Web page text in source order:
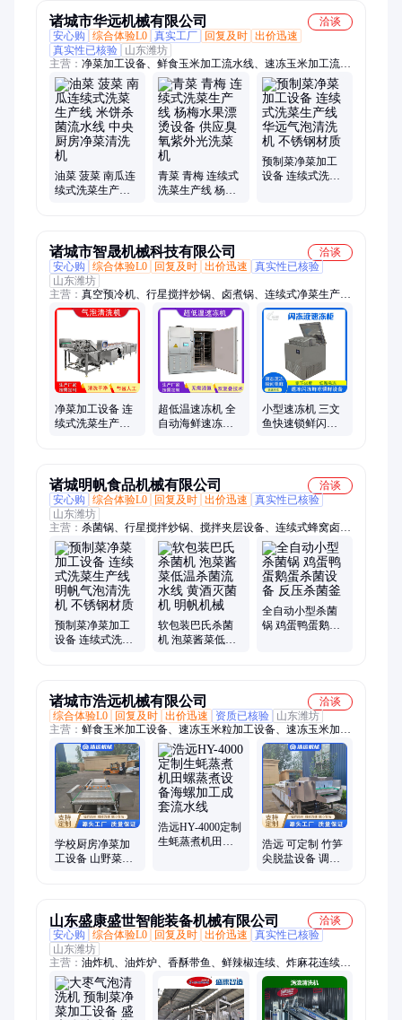
诸城市华远机械有限公司
洽谈
安心购
综合体验L0 真实工厂 回复及时 出价迅速
真实性已核验
山东潍坊
主营： 净菜加工设备、鲜食玉米加工流水线、速冻玉米加工流水
线、南瓜连续式洗菜生产线、果蔬气泡清洗机、巴氏杀菌设备
油菜 菠菜 南瓜连
续式洗菜生产线
青菜 青梅 连续式
洗菜生产线 杨梅
预制菜净菜加工
设备 连续式洗菜
诸城市智晟机械科技有限公司
洽谈
安心购
综合体验L0 回复及时 出价迅速
真实性已核验
山东潍坊
主营： 真空预冷机、行星搅拌炒锅、卤煮锅、连续式净菜生产
线、蜂窝卤煮锅、蒸箱、果蔬预冷机、熟食预冷机、速冻机、周
转筐清洗机、巴氏杀菌机、果蔬清洗机、解冻线、杀菌锅、高温
高压蒸煮锅、夹层锅、包装机
净菜加工设备 连
续式洗菜生产线
超低温速冻机 全
自动海鲜速冻柜
小型速冻机 三文
鱼快速锁鲜闪冻
诸城明帆食品机械有限公司
洽谈
安心购
综合体验L0 回复及时 出价迅速
真实性已核验
山东潍坊
主营： 杀菌锅、行星搅拌炒锅、搅拌夹层设备、连续式蜂窝卤煮
锅设备、薄脆油炸设备、糖稀搅拌熬制锅、净菜加工设备、预制
菜设备、肉制品杀菌设备、巴氏杀菌设备、蜂窝卤煮锅、肉制品
卤煮锅、牛肉鸡鸭焯水锅、高温高压杀菌锅、熟食杀菌釜
预制菜净菜加工
设备 连续式洗菜
软包装巴氏杀菌
机 泡菜酱菜低温
全自动小型杀菌
锅 鸡蛋鸭蛋鹅蛋
诸城市浩远机械有限公司
洽谈
综合体验L0
回复及时 出价迅速 资质已核验
山东潍坊
主营： 鲜食玉米加工设备、速冻玉米粒加工设备、速冻玉米加工
设备、连续式洗菜生产线、竹笋加工设备、鲜百合加工设备、净
菜加工流水线、中药材清洗机、巴氏杀菌机、休闲食品加工设
备、解冻机
学校厨房净菜加
工设备 山野菜漂
浩远HY-4000定制
生蚝蒸煮机田螺
浩远 可定制 竹笋
尖脱盐设备 调味
山东盛康盛世智能装备机械有限公司
洽谈
安心购
综合体验L0 回复及时 出价迅速
真实性已核验
山东潍坊
主营： 油炸机、油炸炉、香酥带鱼、鲜辣椒连续、炸麻花连续、
连续烘干设备、燃气油炸、油炸设备、素肉油炸、辣椒全自动、
素丸子搅拌、油炸流水线、牛肉干燃气、带鱼罐头隧道、高温干
燥设备、黄金玉米油炸、豆干卤煮油炸、罐头电磁油炸、清洗烘